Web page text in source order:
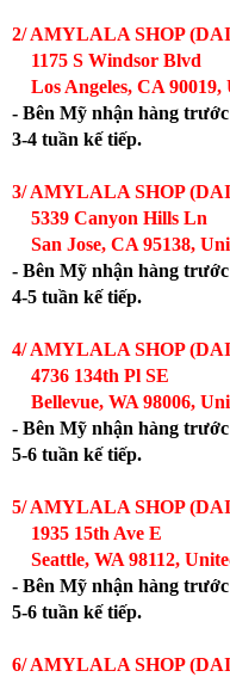
2/ AMYLALA SHOP
1175 S Windsor Blvd
Los Angeles, CA 90019,
- Bên Mỹ nhận hàng
3-4 tuần kế tiếp.
3/ AMYLALA SHOP
5339 Canyon Hills Ln
San Jose, CA 95138,
- Bên Mỹ nhận hàng
4-5 tuần kế tiếp.
4/ AMYLALA SHOP
4736 134th Pl SE
Bellevue, WA 98006,
- Bên Mỹ nhận hàng
5-6 tuần kế tiếp.
5/ AMYLALA SHOP
1935 15th Ave E
Seattle, WA 98112,
- Bên Mỹ nhận hàng
5-6 tuần kế tiếp.
6/ AMYLALA SHOP